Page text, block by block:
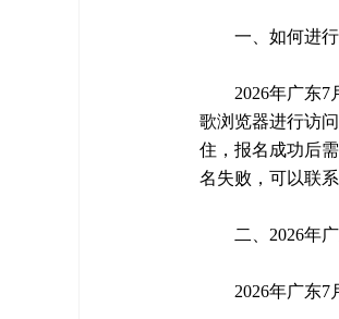
一、如何进
2026年广东7
歌浏览器进行访
住，报名成功后
名失败，可以联
二、2026年
2026年广东